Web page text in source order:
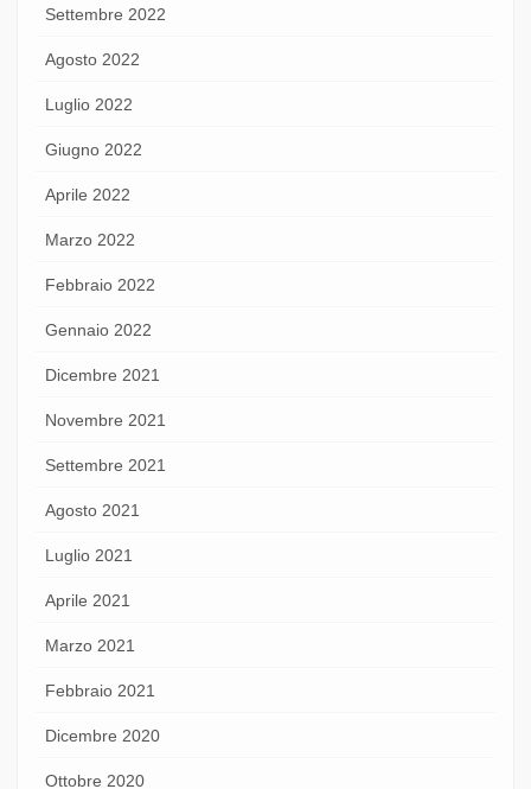
Settembre 2022
Agosto 2022
Luglio 2022
Giugno 2022
Aprile 2022
Marzo 2022
Febbraio 2022
Gennaio 2022
Dicembre 2021
Novembre 2021
Settembre 2021
Agosto 2021
Luglio 2021
Aprile 2021
Marzo 2021
Febbraio 2021
Dicembre 2020
Ottobre 2020